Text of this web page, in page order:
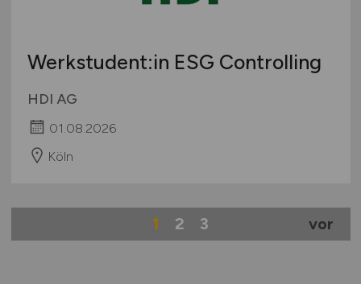
Werkstudent:in ESG Controlling
HDI AG
01.08.2026
Köln
1 2 3 vor